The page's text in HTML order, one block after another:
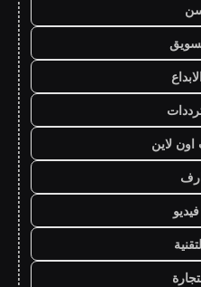
لاين